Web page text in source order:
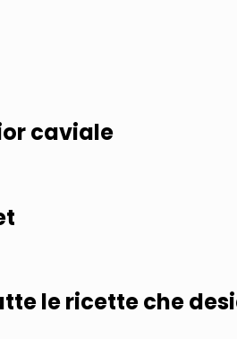
caviale
le ricette che